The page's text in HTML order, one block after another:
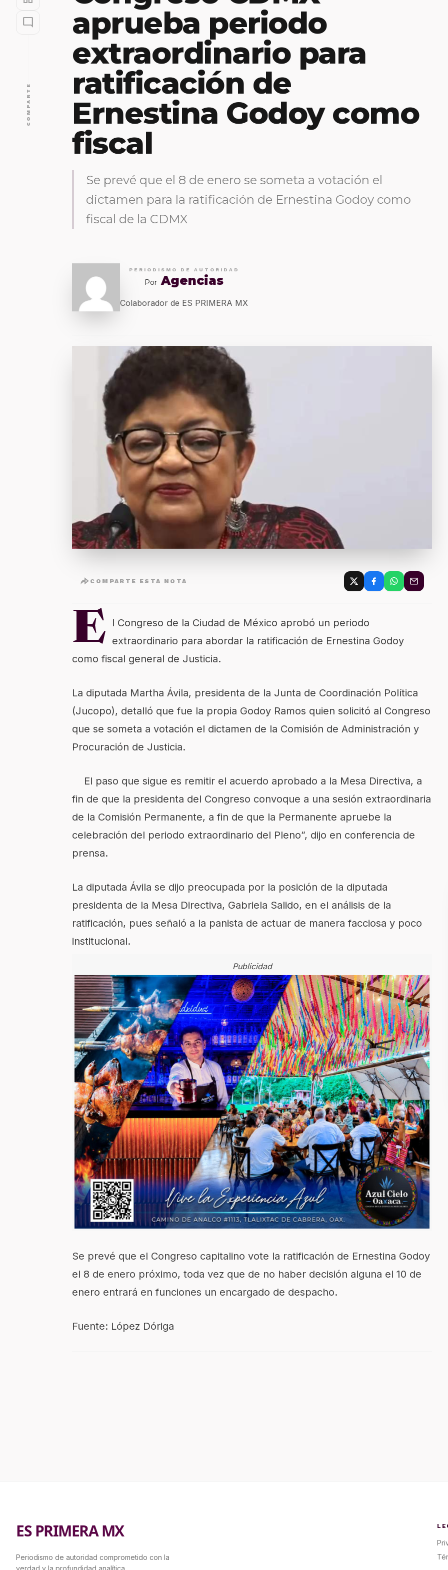
mode_comment
COMPARTE
aprueba periodo
extraordinario para
ratificación de
Ernestina Godoy como
fiscal
Se prevé que el 8 de enero se someta a votación el
dictamen para la ratificación de Ernestina Godoy como
fiscal de la CDMX
PERIODISMO DE AUTORIDAD
Por Agencias
Colaborador de ES PRIMERA MX
COMPARTE ESTA NOTA
E
l Congreso de la Ciudad de México aprobó un periodo
extraordinario para abordar la ratificación de Ernestina Godoy
como fiscal general de Justicia.
La diputada Martha Ávila, presidenta de la Junta de Coordinación Política
(Jucopo), detalló que fue la propia Godoy Ramos quien solicitó al Congreso
que se someta a votación el dictamen de la Comisión de Administración y
Procuración de Justicia.
El paso que sigue es remitir el acuerdo aprobado a la Mesa Directiva, a
fin de que la presidenta del Congreso convoque a una sesión extraordinaria
de la Comisión Permanente, a fin de que la Permanente apruebe la
celebración del periodo extraordinario del Pleno”, dijo en conferencia de
prensa.
La diputada Ávila se dijo preocupada por la posición de la diputada
presidenta de la Mesa Directiva, Gabriela Salido, en el análisis de la
ratificación, pues señaló a la panista de actuar de manera facciosa y poco
institucional.
Publicidad
Se prevé que el Congreso capitalino vote la ratificación de Ernestina Godoy
el 8 de enero próximo, toda vez que de no haber decisión alguna el 10 de
enero entrará en funciones un encargado de despacho.
Fuente: López Dóriga
ES PRIMERA MX
Periodismo de autoridad comprometido con la
verdad y la profundidad analítica.